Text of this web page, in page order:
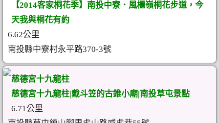
【2014客家桐花季】南投中寮．風櫃嶺桐花步道，今
天我與桐花有約
6.62公里
南投縣中寮村永平路370-3號
慈德宮十九龍柱
慈德宮十九龍柱|戴斗笠的古錐小廟|南投草屯景點
6.71公里